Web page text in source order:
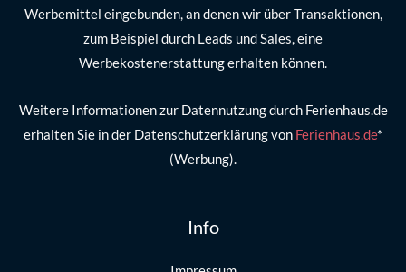
Werbemittel eingebunden, an denen wir über Transaktionen,
zum Beispiel durch Leads und Sales, eine
Werbekostenerstattung erhalten können.
Weitere Informationen zur Datennutzung durch Ferienhaus.de
erhalten Sie in der Datenschutzerklärung von Ferienhaus.de*
(Werbung).
Info